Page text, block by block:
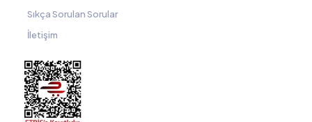
Sıkça Sorulan Sorular
İletişim